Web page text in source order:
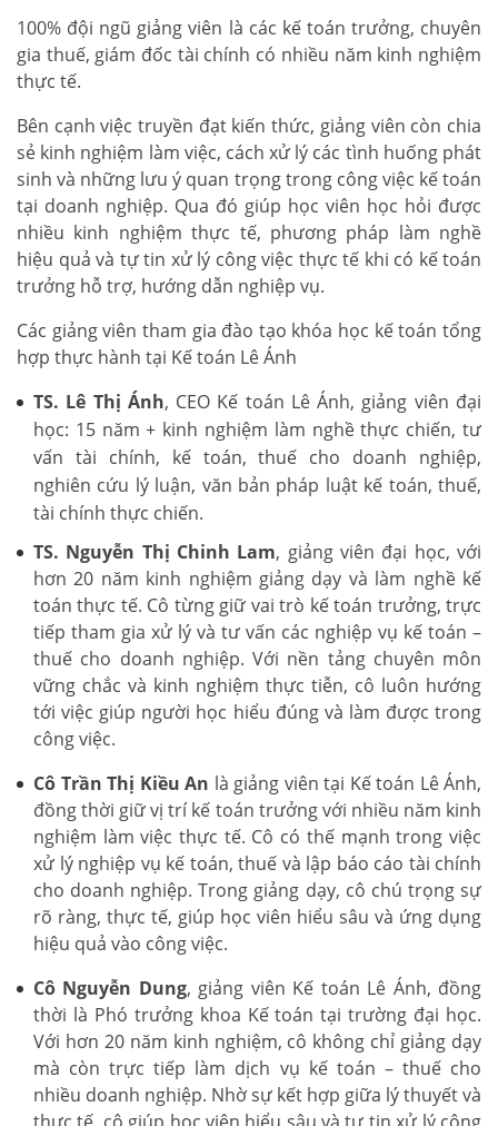
100% đội ngũ giảng viên là các kế toán trưởng, chuyên
gia thuế, giám đốc tài chính có nhiều năm kinh nghiệm
thực tế.
Bên cạnh việc truyền đạt kiến thức, giảng viên còn chia
sẻ kinh nghiệm làm việc, cách xử lý các tình huống phát
sinh và những lưu ý quan trọng trong công việc kế toán
tại doanh nghiệp. Qua đó giúp học viên học hỏi được
nhiều kinh nghiệm thực tế, phương pháp làm nghề
hiệu quả và tự tin xử lý công việc thực tế khi có kế toán
trưởng hỗ trợ, hướng dẫn nghiệp vụ.
Các giảng viên tham gia đào tạo khóa học kế toán tổng
hợp thực hành tại Kế toán Lê Ánh
TS. Lê Thị Ánh, CEO Kế toán Lê Ánh, giảng viên đại
học: 15 năm + kinh nghiệm làm nghề thực chiến, tư
vấn tài chính, kế toán, thuế cho doanh nghiệp,
nghiên cứu lý luận, văn bản pháp luật kế toán, thuế,
tài chính thực chiến.
TS. Nguyễn Thị Chinh Lam, giảng viên đại học, với
hơn 20 năm kinh nghiệm giảng dạy và làm nghề kế
toán thực tế. Cô từng giữ vai trò kế toán trưởng, trực
tiếp tham gia xử lý và tư vấn các nghiệp vụ kế toán –
thuế cho doanh nghiệp. Với nền tảng chuyên môn
vững chắc và kinh nghiệm thực tiễn, cô luôn hướng
tới việc giúp người học hiểu đúng và làm được trong
công việc.
Cô Trần Thị Kiều An là giảng viên tại Kế toán Lê Ánh,
đồng thời giữ vị trí kế toán trưởng với nhiều năm kinh
nghiệm làm việc thực tế. Cô có thế mạnh trong việc
xử lý nghiệp vụ kế toán, thuế và lập báo cáo tài chính
cho doanh nghiệp. Trong giảng dạy, cô chú trọng sự
rõ ràng, thực tế, giúp học viên hiểu sâu và ứng dụng
hiệu quả vào công việc.
Cô Nguyễn Dung, giảng viên Kế toán Lê Ánh, đồng
thời là Phó trưởng khoa Kế toán tại trường đại học.
Với hơn 20 năm kinh nghiệm, cô không chỉ giảng dạy
mà còn trực tiếp làm dịch vụ kế toán – thuế cho
nhiều doanh nghiệp. Nhờ sự kết hợp giữa lý thuyết và